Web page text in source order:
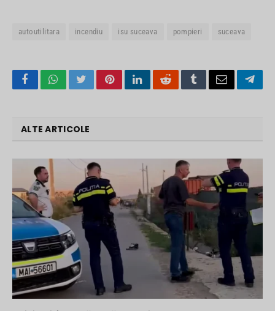
autoutilitara incendiu isu suceava pompieri suceava
FacebookWhatsApp
TwitterPinterestLinkedInRedditTumblrEmail
ALTE ARTICOLE